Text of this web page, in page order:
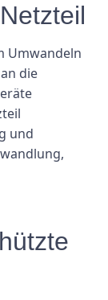
Umwandeln
die
und